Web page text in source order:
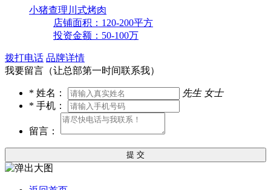
小猪查理川式烤肉
店铺面积：120-200平方
投资金额：50-100万
拨打电话 品牌详情
我要留言（让总部第一时间联系我）
* 姓名： 先生 女士
* 手机：
留言：
提 交